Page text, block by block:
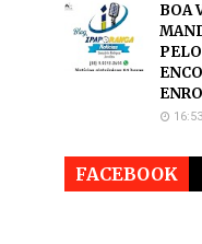
BOA
FACEBOOK